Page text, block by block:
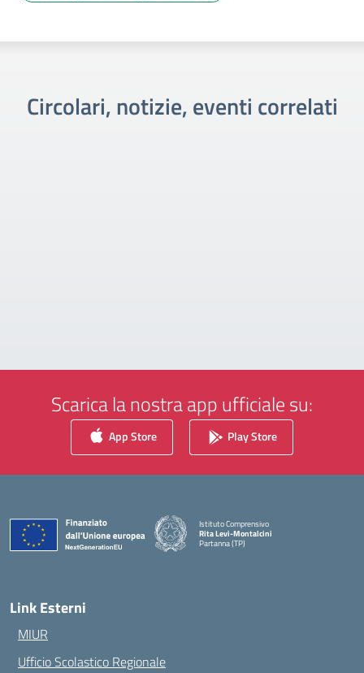
Circolari, notizie, eventi correlati
Scarica la nostra app ufficiale su:
App Store Play Store
Istituto Comprensivo
Rita Levi-Montalcini
Partanna (TP)
Link Esterni
MIUR
Ufficio Scolastico Regionale